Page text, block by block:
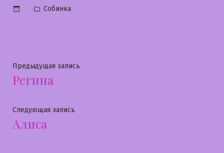
Опубликовано
Собинка
Навигация
по
записям
Предыдущая запись
Регина
Следующая запись
Алиса